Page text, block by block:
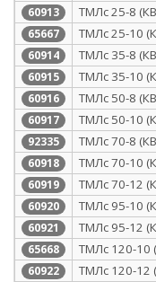
60913 ТМЛс 25-8
65667 ТМЛс 25-10
60914 ТМЛс 35-8
60915 ТМЛс 35-10
60916 ТМЛс 50-8
60917 ТМЛс 50-10
92335 ТМЛс 70-8
60918 ТМЛс 70-10
60919 ТМЛс 70-12
60920 ТМЛс 95-10
60921 ТМЛс 95-12
65668 ТМЛс 120-10
60922 ТМЛс 120-12